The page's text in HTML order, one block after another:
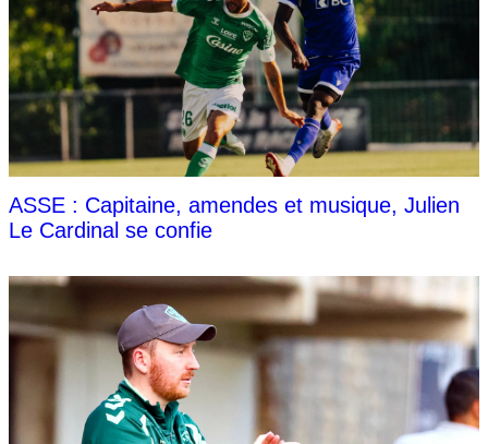
ASSE : Capitaine, amendes et musique, Julien
Le Cardinal se confie